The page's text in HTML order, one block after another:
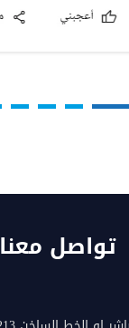
تواصل معنا